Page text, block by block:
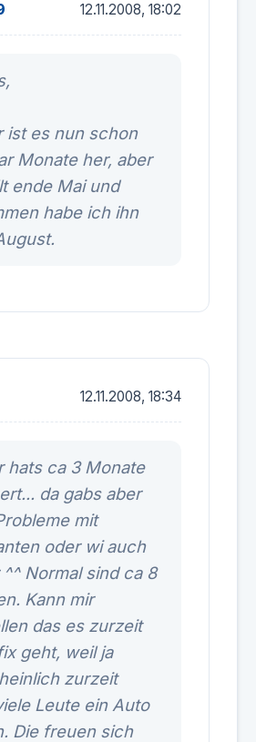
12.11.2008, 18:02
ist es nun schon
Monate her, aber
ende Mai und
habe ich ihn
12.11.2008, 18:34
hats ca 3 Monate
da gabs aber
mit
oder wi auch
Normal sind ca 8
Kann mir
das es zurzeit
geht, weil ja
zurzeit
Leute ein Auto
Die freuen sich